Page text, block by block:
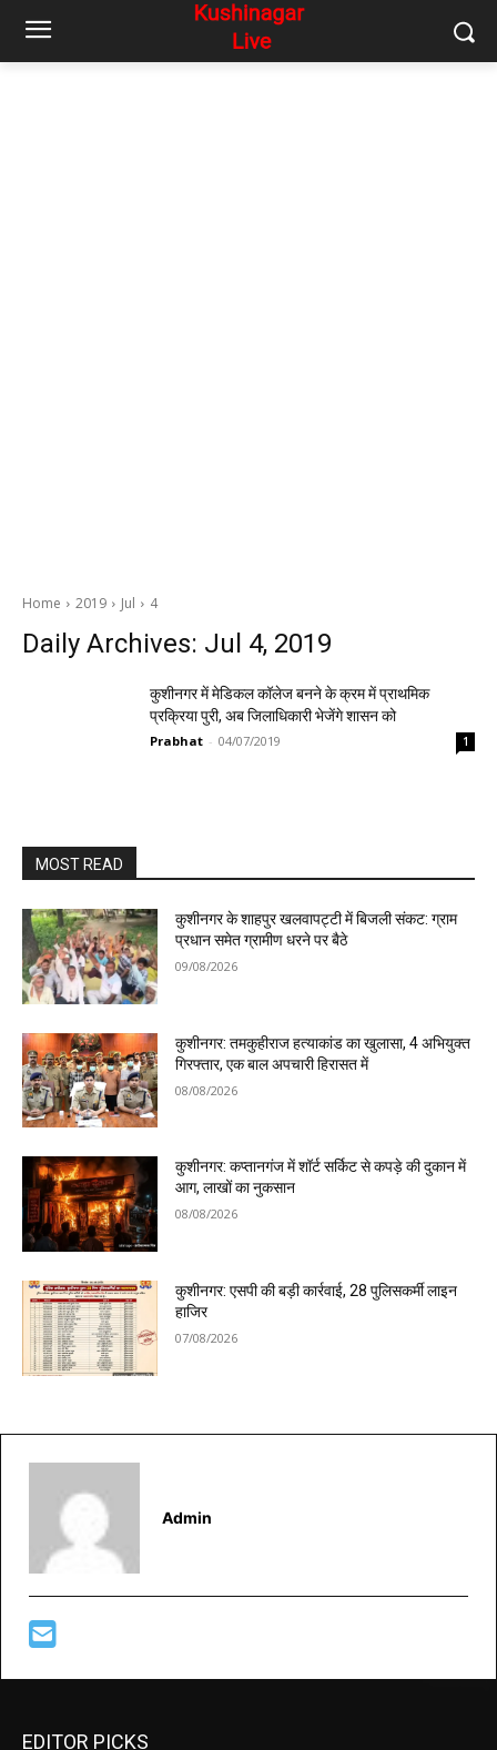
Home 2019 Jul 4
Daily Archives: Jul 4, 2019
कुशीनगर में मेडिकल कॉलेज बनने के क्रम में प्राथमिक
प्रक्रिया पुरी, अब जिलाधिकारी भेजेंगे शासन को
Prabhat - 04/07/2019 1
MOST READ
कुशीनगर के शाहपुर खलवापट्टी में बिजली संकट: ग्राम
प्रधान समेत ग्रामीण धरने पर बैठे
09/08/2026
कुशीनगर: तमकुहीराज हत्याकांड का खुलासा, 4 अभियुक्त
गिरफ्तार, एक बाल अपचारी हिरासत में
08/08/2026
कुशीनगर: कप्तानगंज में शॉर्ट सर्किट से कपड़े की दुकान में
आग, लाखों का नुकसान
08/08/2026
कुशीनगर: एसपी की बड़ी कार्रवाई, 28 पुलिसकर्मी लाइन
हाजिर
07/08/2026
Admin
EDITOR PICKS